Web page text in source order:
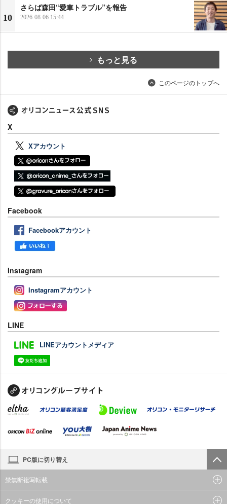
10
さらば森田“愛車トラブル”を報告
2026-08-06 15:44
もっと見る
このページのトップへ
X
Xアカウント
Facebook
Facebookアカウント
Instagram
Instagramアカウント
LINE
LINEアカウントメディア
PC版に切り替え
禁無断複写転載
クッキーの使用について